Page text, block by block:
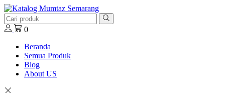
0
Beranda
Semua Produk
Blog
About US